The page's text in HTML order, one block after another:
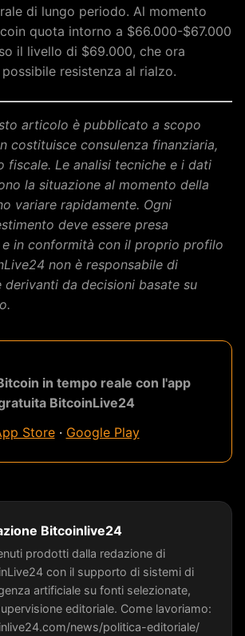
di lungo periodo. Al momento
quota intorno a $66.000-$67.000
il livello di $69.000, che ora
resistenza al rialzo.
articolo è pubblicato a scopo
costituisce consulenza finanziaria,
fiscale. Le analisi tecniche e i dati
la situazione al momento della
variare rapidamente. Ogni
deve essere presa
e in conformità con il proprio profilo
non è responsabile di
derivanti da decisioni basate su
in tempo reale con l'app
BitcoinLive24
Store· Google Play
Bitcoinlive24
prodotti dalla redazione di
con il supporto di sistemi di
artificiale su fonti selezionate,
editoriale. Come lavoriamo:
news/politica-editoriale/